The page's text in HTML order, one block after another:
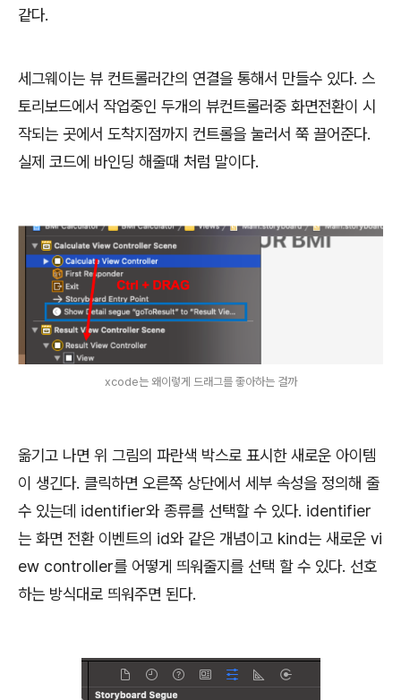
같다.
세그웨이는 뷰 컨트롤러간의 연결을 통해서 만들수 있다. 스
토리보드에서 작업중인 두개의 뷰컨트롤러중 화면전환이 시
작되는 곳에서 도착지점까지 컨트롤을 눌러서 쭉 끌어준다.
실제 코드에 바인딩 해줄때 처럼 말이다.
xcode는 왜이렇게 드래그를 좋아하는 걸까
옮기고 나면 위 그림의 파란색 박스로 표시한 새로운 아이템
이 생긴다. 클릭하면 오른쪽 상단에서 세부 속성을 정의해 줄
수 있는데 identifier와 종류를 선택할 수 있다. identifier
는 화면 전환 이벤트의 id와 같은 개념이고 kind는 새로운 vi
ew controller를 어떻게 띄워줄지를 선택 할 수 있다. 선호
하는 방식대로 띄워주면 된다.